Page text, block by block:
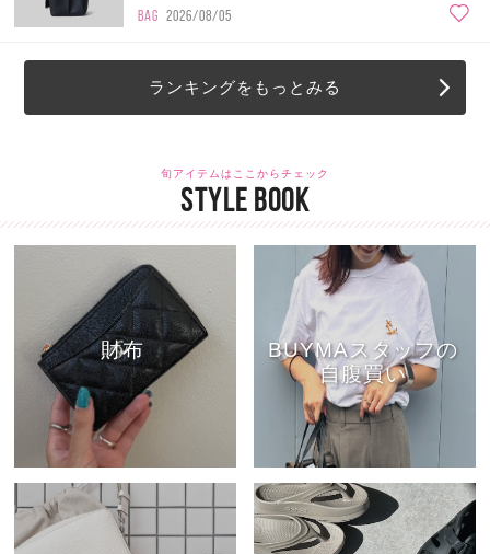
BAG 2026/08/05
ランキングをもっとみる
旬アイテムはここからチェック
STYLE BOOK
財布
BUYMAスタッフの
自腹買い